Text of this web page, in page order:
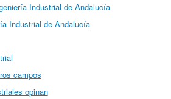
Industrial de Andalucía
Industrial de Andalucía
campos
opinan